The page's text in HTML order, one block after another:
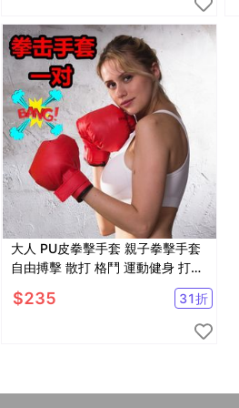
大人 PU皮拳擊手套 親子拳擊手套
自由搏擊 散打 格鬥 運動健身 打沙
$235 31折